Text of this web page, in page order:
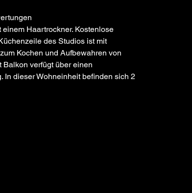
Haartrockner. Kostenlose
des Studios ist mit
Kochen und Aufbewahren von
Balkon verfügt über einen
dieser Wohneinheit befinden sich 2